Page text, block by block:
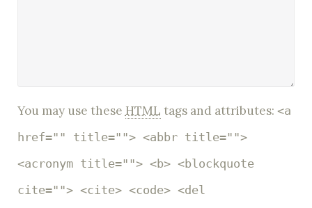
You may use these HTML tags and attributes: <a
href="" title=""> <abbr title="">
<acronym title=""> <b> <blockquote
cite=""> <cite> <code> <del